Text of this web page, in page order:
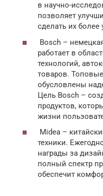
в научно-
позволяет
сделать их
Bosch –
работает в
технологий,
товаров.
обусловлены
Цель Bosch –
продуктов,
жизни
Midea –
техники.
награды за
полный спектр
обеспечит